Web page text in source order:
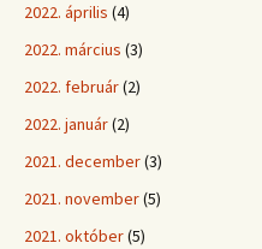
2022. április (4)
2022. március (3)
2022. február(2)
2022. január(2)
2021. december(3)
2021. november(5)
2021. október(5)